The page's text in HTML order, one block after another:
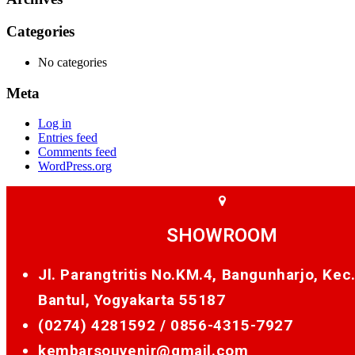
Categories
No categories
Meta
Log in
Entries feed
Comments feed
WordPress.org
SHOWROOM
Jl. Parangtritis No.KM.4, Bangunharjo,
Bantul, Yogyakarta 55187
(0274) 4281592 / 0856-4315-7927
kembarsouvenir@gmail.com